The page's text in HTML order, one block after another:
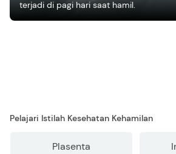
terjadi di pagi hari saat hamil.
Pelajari Istilah Kesehatan Kehamilan
Plasenta